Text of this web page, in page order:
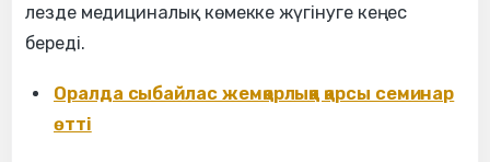
лезде медициналық көмекке жүгінуге кеңес
береді.
Оралда сыбайлас жемқорлыққа қарсы семинар
өтті